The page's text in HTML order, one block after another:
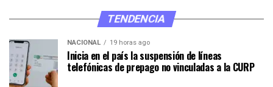
TENDENCIA
NACIONAL 19 horas ago
Inicia en el país la suspensión de líneas
telefónicas de prepago no vinculadas a la CURP